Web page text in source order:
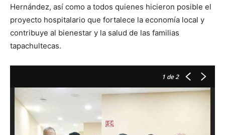
Hernández, así como a todos quienes hicieron posible el
proyecto hospitalario que fortalece la economía local y
contribuye al bienestar y la salud de las familias
tapachultecas.
1 de 2